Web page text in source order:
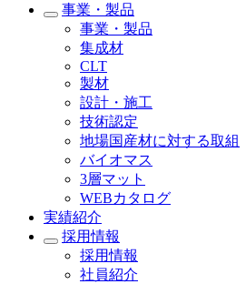
事業・製品
事業・製品
集成材
CLT
製材
設計・施工
技術認定
地場国産材に対する取組
バイオマス
3層マット
WEBカタログ
実績紹介
採用情報
採用情報
社員紹介